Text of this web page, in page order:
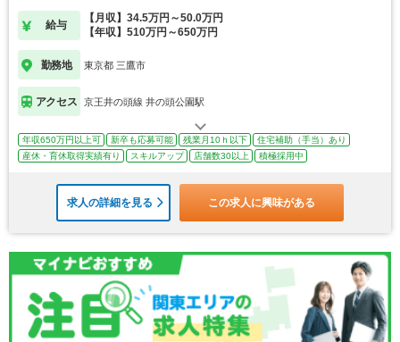
給与
【月収】34.5万円～50.0万円
【年収】510万円～650万円
勤務地 東京都 三鷹市
アクセス 京王井の頭線 井の頭公園駅
年収650万円以上可 新卒も応募可能 残業月10ｈ以下
住宅補助（手当）あり
産休・育休取得実績有り
スキルアップ 店舗数30以上 積極採用中
求人の詳細を見る この求人に興味がある